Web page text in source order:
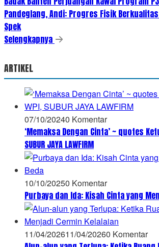
Pandeglang, Andi: Progres Fisik Berkualitas
Spek
Selengkapnya
ARTIKEL
07/10/20240 Komentar
‘Memaksa Dengan Cinta’ ~ quotes
SUBUR JAYA LAWFIRM
10/10/20250 Komentar
Purbaya dan Ida: Kisah Cinta yang
11/04/202611/04/20260 Komentar